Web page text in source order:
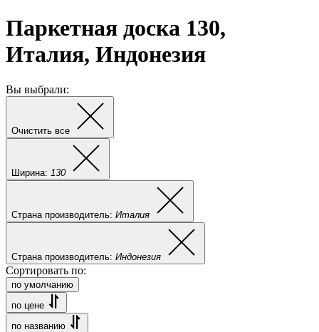
Паркетная доска 130,
Италия, Индонезия
Вы выбрали:
Очистить все
Ширина: 130
Страна производитель: Италия
Страна производитель: Индонезия
Сортировать по:
по умолчанию
по цене
по названию